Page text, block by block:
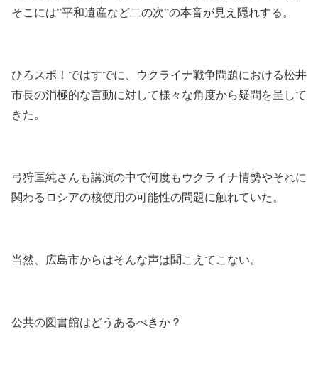
そこには”平和遺産など二の次”の本音が見え隠れする。
ひろスポ！ではすでに、ウクライナ戦争問題における松井
市長の消極的な言動に対して様々な角度から疑問を呈して
きた。
弓狩匡純さんも講演の中で何度もウクライナ情勢やそれに
関わるロシアの核使用の可能性の問題に触れていた。
当然、広島市からはそんな声は聞こえてこない。
公共の図書館はどうあるべきか？